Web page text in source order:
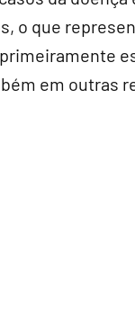
o que
em outras